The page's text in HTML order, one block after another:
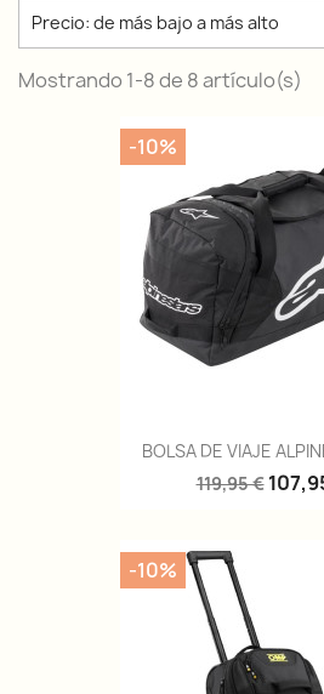
Precio: de más bajo a más alto
Mostrando 1-8 de 8 artículo(s)
BOLSA DE VIAJE
119,95 €
-10%
-10%